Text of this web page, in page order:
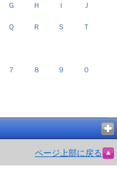
Ｇ Ｈ Ｉ Ｊ
Ｑ Ｒ Ｓ Ｔ
７ ８ ９ ０
ページ上部に戻る